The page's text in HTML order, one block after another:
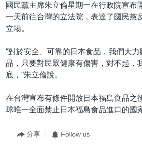
國民黨主席朱立倫星期一在行政院宣布
一天前往台灣的立法院，表達了國民黨
立場。
“對於安全、可靠的日本食品，我們大
品，只要對民眾健康有傷害，對不起，
底，”朱立倫說。
在台灣宣布有條件開放日本福島食品之
球唯一全面禁止日本福島食品進口的國
分享 Follow us